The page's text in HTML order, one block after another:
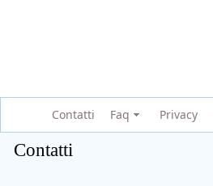
Contatti Faq Privacy
Contatti